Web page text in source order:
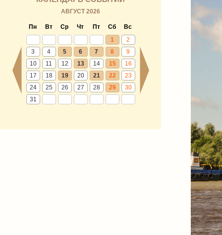
АВГУСТ 2026
Пн Вт Ср Чт Пт Сб
Вс
1
2
3
4 5 6 7 8
9
10
11 12 13 14 15
16
17
18 19 20 21 22
23
24
25 26 27 28 29
30
31